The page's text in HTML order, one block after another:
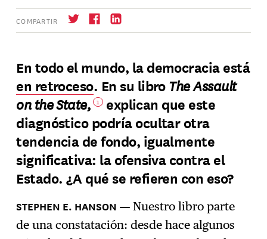
COMPARTIR
→ Suscríbase
En todo el mundo, la democracia está
en retroceso. En su libroThe Assault
on the State, 1 explican que este
diagnóstico podría ocultar otra
tendencia de fondo, igualmente
significativa: la ofensiva contra el
Estado. ¿A qué se refieren con eso?
STEPHEN E. HANSON
Nuestro libro parte
de una constatación: desde hace algunos